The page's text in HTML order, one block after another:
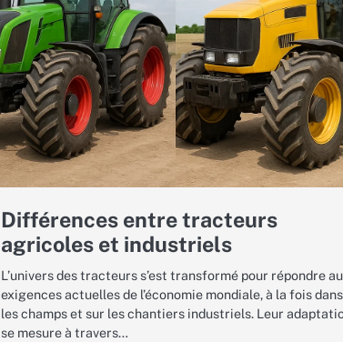
Différences entre tracteurs
agricoles et industriels
L’univers des tracteurs s’est transformé pour répondre
exigences actuelles de l’économie mondiale, à la fois dans
les champs et sur les chantiers industriels. Leur
se mesure à travers…